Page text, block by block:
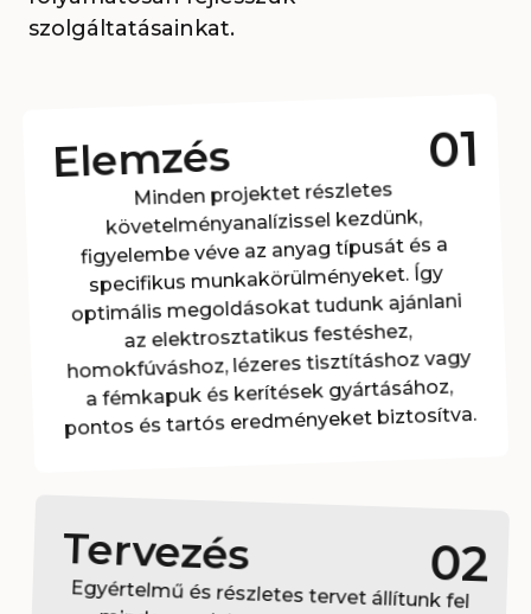
szolgáltatásainkat.
Elemzés
Minden projektet részletes
követelményanalízissel kezdünk,
figyelembe véve az anyag típusát és a
specifikus munkakörülményeket. Így
optimális megoldásokat tudunk ajánlani
az elektrosztatikus festéshez,
homokfúváshoz, lézeres tisztításhoz vagy
a fémkapuk és kerítések gyártásához,
pontos és tartós eredményeket biztosítva.
01
Tervezés
Egyértelmű és részletes tervet állítunk fel
minden projekt számára, kijelölve a
csapatot, az anyagokat és a szükséges
technológiát az elektrosztatikus festéshez,
homokfúvás, lézeres tisztítás vagy fém
szerkezetek (kapuk és kerítések)
folyamataihoz. A gondos tervezésnek
köszönhetően hatékony eredményeket
érünk el, betartva a meghatározott
határidőket és magas minőségi
02